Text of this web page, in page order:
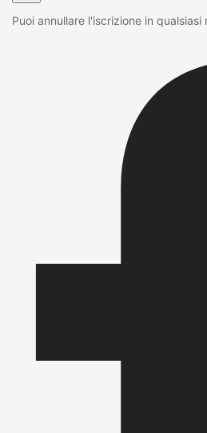
Puoi annullare l'iscrizione in qualsiasi